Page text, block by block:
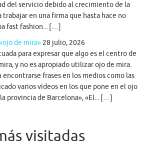
del servicio debido al crecimiento de la
trabajar en una firma que hasta hace no
fast fashion... […]
de mira» 28 julio, 2026
para expresar que algo es el centro de
y no es apropiado utilizar ojo de mira.
encontrarse frases en los medios como las
varios vídeos en los que pone en el ojo
provincia de Barcelona», «El... […]
visitadas